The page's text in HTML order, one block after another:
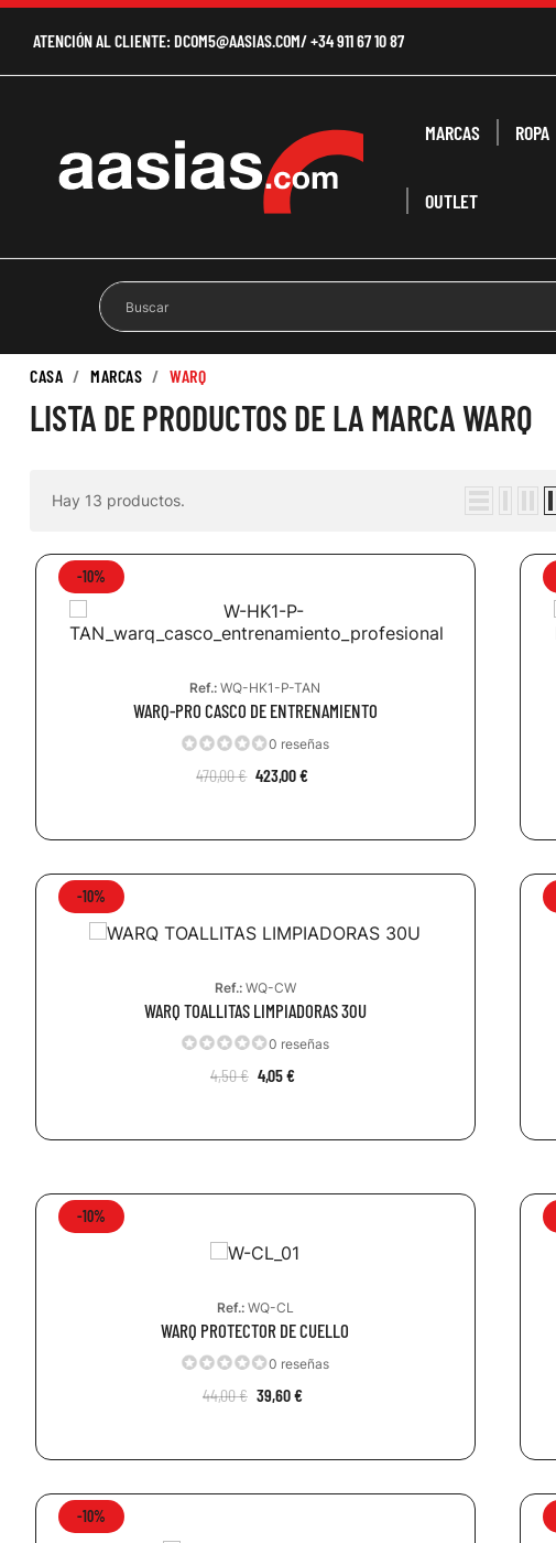
ATENCIÓN AL CLIENTE: DCOM5@AASIAS.COM/+34 911 67 10 87
MARCAS ROPA
OUTLET
CASA MARCAS WARQ
LISTA DE PRODUCTOS DE LA MARCA WARQ
Hay 13 productos.
-10%
Ref.: WQ-HK1-P-TAN
WARQ-PRO CASCO DE ENTRENAMIENTO
0 reseñas
470,00 € 423,00 €
-10%
Ref.:WQ-CW
WARQ TOALLITAS LIMPIADORAS 30U
0 reseñas
4,50 € 4,05 €
-10%
Ref.:WQ-CL
WARQ PROTECTOR DE CUELLO
0 reseñas
44,00 € 39,60 €
-10%